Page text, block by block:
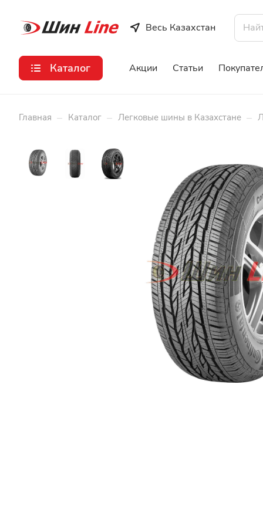
Весь Казахстан
Каталог Акции Статьи
Главная – Каталог – Легковые шины в Казахстане –